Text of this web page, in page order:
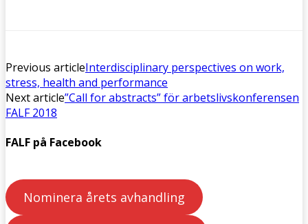
Previous articleInterdisciplinary perspectives on work,
stress, health and performance
Next article”Call for abstracts” för arbetslivskonferensen
FALF 2018
FALF på Facebook
Nominera årets avhandling